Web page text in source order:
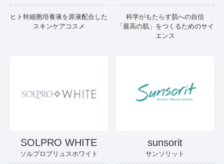
ヒト幹細胞培養液を原液配合した
スキンケアコスメ
科学がもたらす肌への自信
「最高の肌」をつくるためのサイ
エンス
SOLPRO WHITE
ソルプロプリュスホワイト
sunsorit
サンソリット